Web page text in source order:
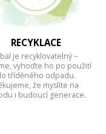
RECYKLACE
je recyklovatelný –
vyhoďte ho po použití
tříděného odpadu.
že myslíte na
i budoucí generace.